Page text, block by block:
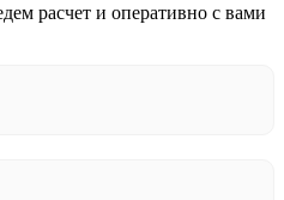
расчет и оперативно с вами